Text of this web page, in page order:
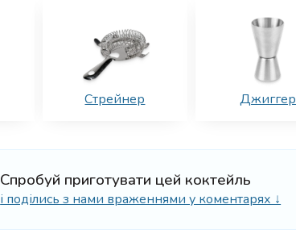
Стрейнер Джиггер
Спробуй приготувати цей коктейль
і поділись з нами враженнями у коментарях ↓